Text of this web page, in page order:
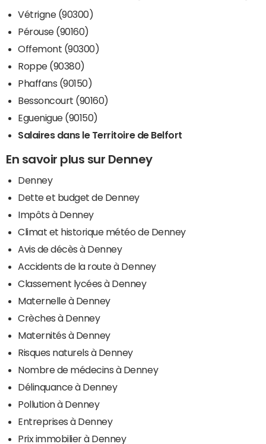
Vétrigne (90300)
Pérouse (90160)
Offemont (90300)
Roppe (90380)
Phaffans (90150)
Bessoncourt (90160)
Eguenigue (90150)
Salaires dans le Territoire de Belfort
En savoir plus sur Denney
Denney
Dette et budget de Denney
Impôts à Denney
Climat et historique météo de Denney
Avis de décès à Denney
Accidents de la route à Denney
Classement lycées à Denney
Maternelle à Denney
Crèches à Denney
Maternités à Denney
Risques naturels à Denney
Nombre de médecins à Denney
Délinquance à Denney
Pollution à Denney
Entreprises à Denney
Prix immobilier à Denney